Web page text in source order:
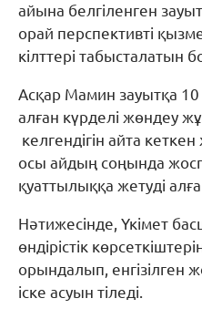
айына белгіленген
орай перспективті
кілттері табысталатын
Асқар Мамин зауытқа 10
алған күрделі жөндеу
келгендігін айта
осы айдың соңында
қуаттылыққа жетуді
Нәтижесінде, Үкімет
өндірістік
орындалып, енгізілген
іске асуын тіледі.